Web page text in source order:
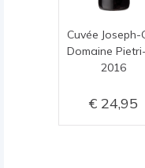
2016
24,95